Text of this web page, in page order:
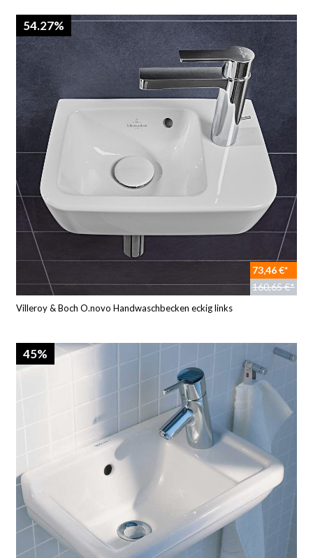
54.27%
73,46 €*
160,65 €*
Villeroy & Boch O.novo Handwaschbecken eckig links
45%